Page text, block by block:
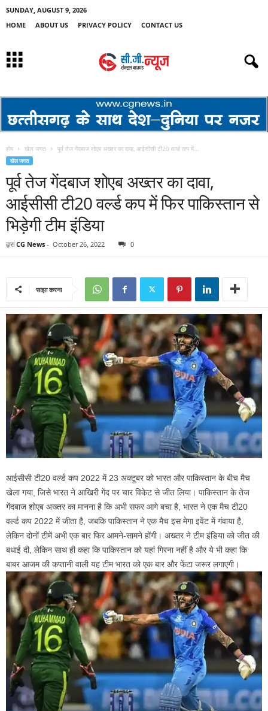
SUNDAY, AUGUST 9, 2026
HOME
ABOUT US PRIVACY POLICY CONTACT US
होम खेल जगत पूर्व तेज गेंदबाज शोएब अख्तर का दावा, आईसीसी टी20 वर्ल्ड कप में...
खेल जगत
पूर्व तेज गेंदबाज शोएब अख्तर का दावा,
आईसीसी टी20 वर्ल्ड कप में फिर पाकिस्तान से
भिड़ेगी टीम इंडिया
द्वारा CG News - October 26, 2022 0
साझा करना
आईसीसी टी20 वर्ल्ड कप 2022 में 23 अक्टूबर को भारत और पाकिस्तान के बीच मैच
खेला गया, जिसे भारत ने आखिरी गेंद पर चार विकेट से जीत लिया। पाकिस्तान के तेज
गेंदबाज शोएब अख्तर का मानना है कि अभी सफर आगे बचा है, भारत ने एक मैच टी20
वर्ल्ड कप 2022 में जीता है, जबकि पाकिस्तान ने एक मैच इस मेगा इवेंट में गंवाया है,
लेकिन दोनों टीमें अभी एक बार फिर आमने-सामने होंगी। अख्तर ने टीम इंडिया को जीत की
बधाई दी, लेकिन साथ ही कहा कि पाकिस्तान को यहां गिरना नहीं है और ये भी कहा कि
बाबर आजम की कप्तानी वाली यह टीम भारत को एक बार और फेंटा जरूर लगाएगी।